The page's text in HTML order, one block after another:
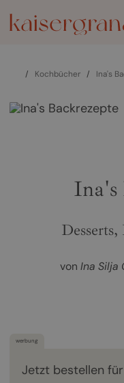
/ Kochbücher / Ina's
Ina's
von Ina Silja
werbung
Jetzt bestellen